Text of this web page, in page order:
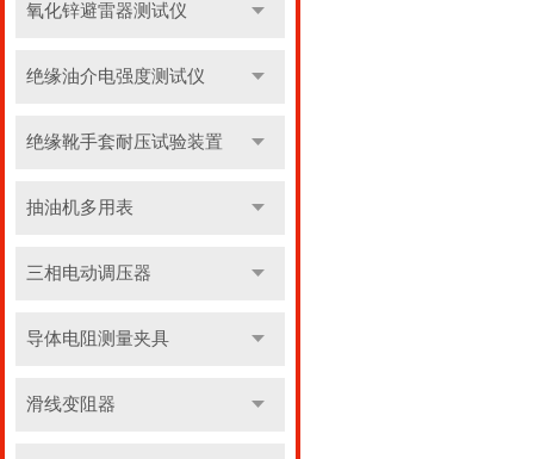
氧化锌避雷器测试仪
绝缘油介电强度测试仪
绝缘靴手套耐压试验装置
抽油机多用表
三相电动调压器
导体电阻测量夹具
滑线变阻器